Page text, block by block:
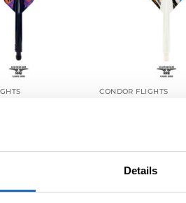
Details
CONDOR FLIGHTS